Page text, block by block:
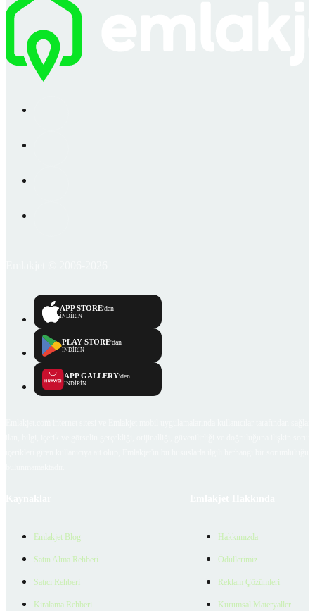
APP STORE'dan
İNDİRİN
PLAY STORE'dan
İNDİRİN
APP GALLERY'den
İNDİRİN
Emlakjet Blog
Satın Alma Rehberi
Satıcı Rehberi
Kiralama Rehberi
Hakkımızda
Ödüllerimiz
Reklam Çözümleri
Kurumsal Materyaller